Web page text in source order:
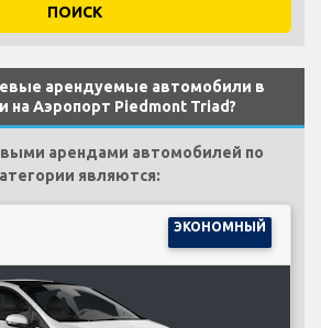
ПОИСК
арендуемые автомобили в
на Аэропорт Piedmont Triad?
арендами автомобилей по
являются:
ЭКОНОМНЫЙ